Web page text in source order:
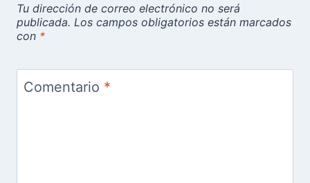
Tu dirección de correo electrónico no será
publicada. Los campos obligatorios están marcados
con *
Comentario *